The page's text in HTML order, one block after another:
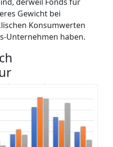
Gewicht bei
Konsumwerten
Unternehmen haben.